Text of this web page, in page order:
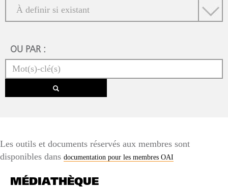
OU PAR :
Les outils et documents réservés aux membres sont
disponibles dans documentation pour les membres OAI
MÉDIATHÈQUE